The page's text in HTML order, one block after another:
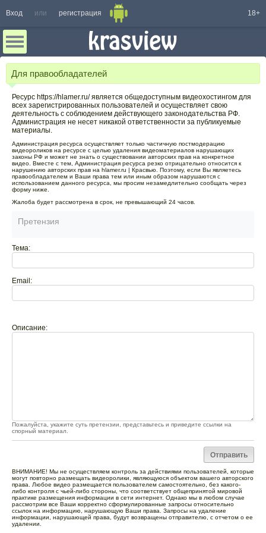
Вход или регистрация 18+
Для правообладателей
Ресурс https://hlamer.ru/ является общедоступным видеохостингом для
всех зарегистрированных пользователей и осуществляет свою
деятельность с соблюдением действующего законодательства РФ.
Администрация не несет никакой ответственности за публикуемые
материалы.
Администрация ресурса осуществляет только частичную постмодерацию
видеороликов на ресурсе с целью удаления видеоматериалов нарушающих
законы РФ и может не знать о существовании авторских прав на конкретное
видео. Вместе с тем, Администрация ресурса резко отрицательно относится к
нарушению авторских прав на hlamer.ru | Красвью. Поэтому, если Вы являетесь
правообладателем и Ваши права тем или иным образом нарушаются с
использованием данного ресурса, мы просим незамедлительно сообщать через
форму ниже.
Жалоба будет рассмотрена в срок, не превышающий 24 часов.
Претензия
Тема:
Email:
Описание:
Пожалуйста, укажите суть претензии, представьтесь и приведите ссылки на
спорный материал.
ВНИМАНИЕ! Мы не осуществляем контроль за действиями пользователей, которые
могут повторно размещать видеоролики, являющуюся объектом вашего авторского
права. Любое видео размещается пользователем самостоятельно, без какого-
либо контроля с чьей-либо стороны, что соответствует общепринятой мировой
практике размещения информации в сети интернет. Однако мы в любом случае
рассмотрим все Ваши корректно сформулированные запросы относительно
ссылок на информацию, нарушающую Ваши права. Запросы на удаление
информации, нарушающей права, будут возвращены отправителю, с отчетом о ее
удалении.